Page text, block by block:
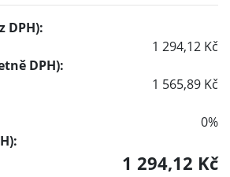
DPH):
1 294,12 Kč
DPH):
1 565,89 Kč
0%
1 294,12 Kč